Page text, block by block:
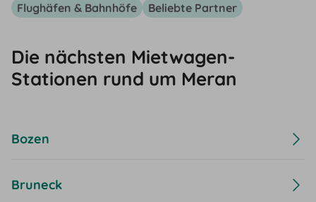
Flughäfen & Bahnhöfe
Beliebte Partner
Die nächsten Mietwagen-
Stationen rund um Meran
Bozen
Bruneck